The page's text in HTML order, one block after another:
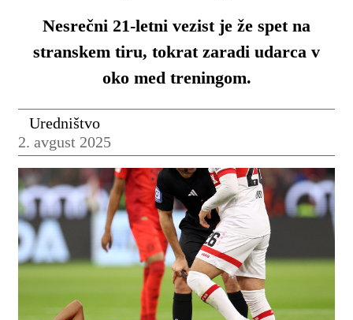
Nesrečni 21-letni vezist je že spet na
stranskem tiru, tokrat zaradi udarca v
oko med treningom.
Uredništvo
2. avgust 2025